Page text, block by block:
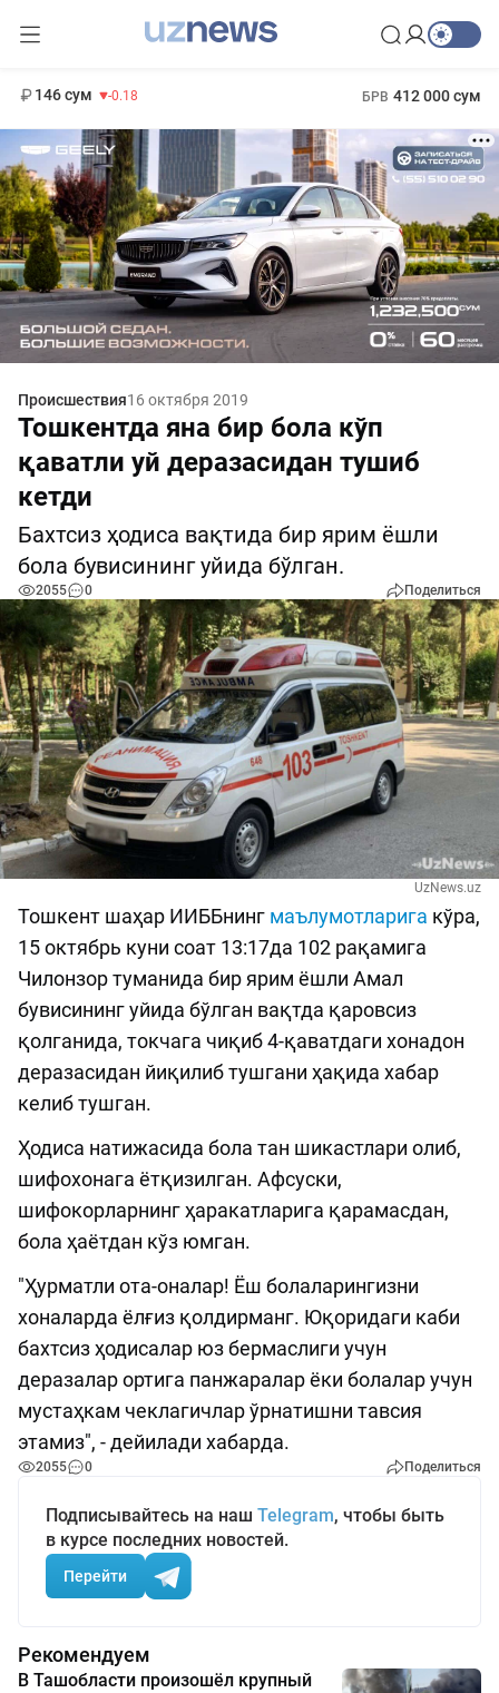
146 сум -0.18 БРВ 412 000 сум
Происшествия16 октября 2019
Тошкентда яна бир бола кўп
қаватли уй деразасидан тушиб
кетди
Бахтсиз ҳодиса вақтида бир ярим ёшли
бола бувисининг уйида бўлган.
2055 0 Поделиться
UzNews.uz
Тошкент шаҳар ИИББнинг маълумотларига кўра,
15 октябрь куни соат 13:17да 102 рақамига
Чилонзор туманида бир ярим ёшли Амал
бувисининг уйида бўлган вақтда қаровсиз
қолганида, токчага чиқиб 4-қаватдаги хонадон
деразасидан йиқилиб тушгани ҳақида хабар
келиб тушган.
Ҳодиса натижасида бола тан шикастлари олиб,
шифохонага ётқизилган. Афсуски,
шифокорларнинг ҳаракатларига қарамасдан,
бола ҳаётдан кўз юмган.
"Ҳурматли ота-оналар! Ёш болаларингизни
хоналарда ёлғиз қолдирманг. Юқоридаги каби
бахтсиз ҳодисалар юз бермаслиги учун
деразалар ортига панжаралар ёки болалар учун
мустаҳкам чеклагичлар ўрнатишни тавсия
этамиз", - дейилади хабарда.
2055 0 Поделиться
Подписывайтесь на наш Telegram, чтобы быть
в курсе последних новостей.
Перейти
Рекомендуем
В Ташобласти произошёл крупный